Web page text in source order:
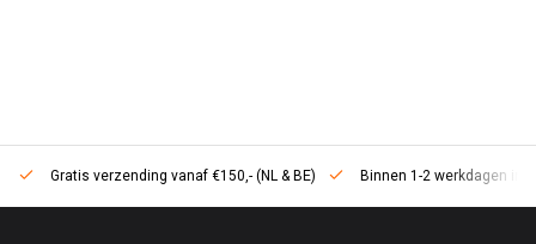
Gratis verzending vanaf €150,- (NL & BE) Binnen 1-2 werkdagen in